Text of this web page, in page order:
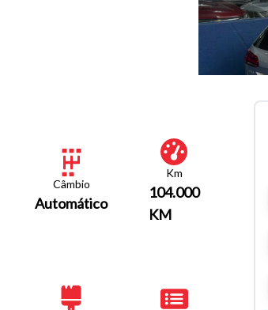
Câmbio
Automático
Km
104.000
KM